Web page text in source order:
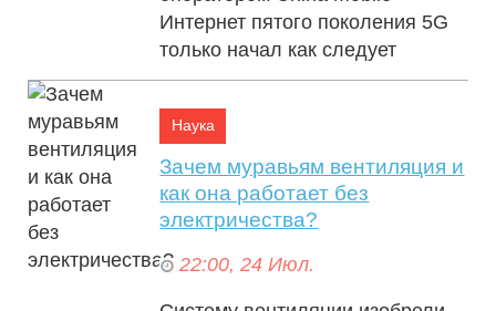
Уже отпустили? Экс-глава Раменского
района активничал в соцсети после ареста
за якобы убийство любовницы
Интернет пятого поколения 5G
только начал как следует
приживаться, а в Ки...
Наука
Зачем муравьям вентиляция и
как она работает без
электричества?
22:00, 24 Июл.